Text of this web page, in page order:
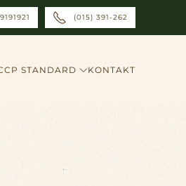
(015) 391-262
STANDARD KONTAKT